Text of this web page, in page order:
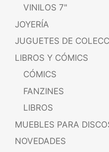
VINILOS 7"
JOYERÍA
JUGUETES DE
LIBROS Y CÓMICS
CÓMICS
FANZINES
LIBROS
MUEBLES PARA
NOVEDADES